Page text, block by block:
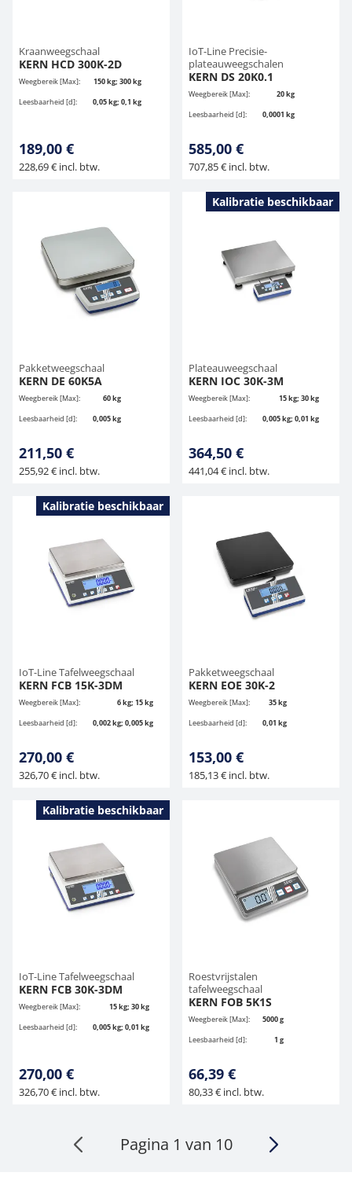
Kraanweegschaal
KERN HCD 300K-2D
Weegbereik [Max]:
150 kg; 300 kg
Leesbaarheid [d]:
0,05 kg; 0,1 kg
189,00 €
228,69 € incl. btw.
IoT-Line Precisie-
plateauweegschalen
KERN DS 20K0.1
Weegbereik [Max]:
20 kg
Leesbaarheid [d]:
0,0001 kg
585,00 €
707,85 € incl. btw.
Pakketweegschaal
KERN DE 60K5A
Weegbereik [Max]:
60 kg
Leesbaarheid [d]:
0,005 kg
211,50 €
255,92 € incl. btw.
Kalibratie beschikbaar
Plateauweegschaal
KERN IOC 30K-3M
Weegbereik [Max]:
15 kg; 30 kg
Leesbaarheid [d]:
0,005 kg; 0,01 kg
364,50 €
441,04 € incl. btw.
Kalibratie beschikbaar
IoT-Line Tafelweegschaal
KERN FCB 15K-3DM
Weegbereik [Max]:
6 kg; 15 kg
Leesbaarheid [d]:
0,002 kg; 0,005 kg
270,00 €
326,70 € incl. btw.
Pakketweegschaal
KERN EOE 30K-2
Weegbereik [Max]:
35 kg
Leesbaarheid [d]:
0,01 kg
153,00 €
185,13 € incl. btw.
Kalibratie beschikbaar
IoT-Line Tafelweegschaal
KERN FCB 30K-3DM
Weegbereik [Max]:
15 kg; 30 kg
Leesbaarheid [d]:
0,005 kg; 0,01 kg
270,00 €
326,70 € incl. btw.
Roestvrijstalen
tafelweegschaal
KERN FOB 5K1S
Weegbereik [Max]:
5000 g
Leesbaarheid [d]:
1 g
66,39 €
80,33 € incl. btw.
Pagina 1 van 10